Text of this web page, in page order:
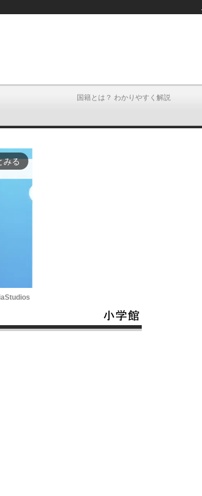
国籍とは？ わかりやすく解説
みる